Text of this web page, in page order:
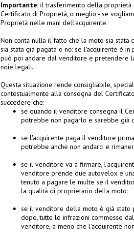
Importante: il trasferimento della
Certificato di Proprietà, o meglio - se
Proprietà nelle mani dell'acquirente.
Non conta nulla il fatto che la moto sia stata
sia stata già pagata o no: se l'acquirente è
può poi andare dal venditore e pretendere
noie legali.
Questa situazione rende consigliabile,
contestualmente alla consegna del
succedere che:
se quando il venditore consegna il
potrebbe non pagarlo e sarebbe già
se l'acquirente paga il venditore
potrebbe anche non andarci e
se il venditore va a firmare,
venditore prende due autovelox e
tenuto a pagare le multe se il
la qualità di proprietario della moto;
se il venditore della moto è già stato
dopo, tutte le infrazioni commesse
venditore, a meno che l'acquirente